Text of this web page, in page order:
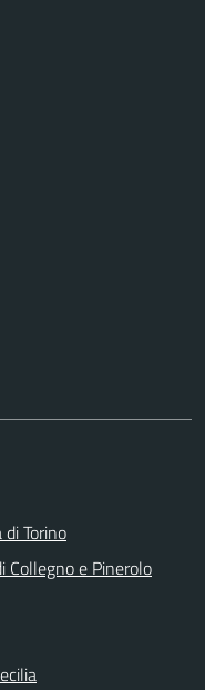
Torino
Collegno e Pinerolo